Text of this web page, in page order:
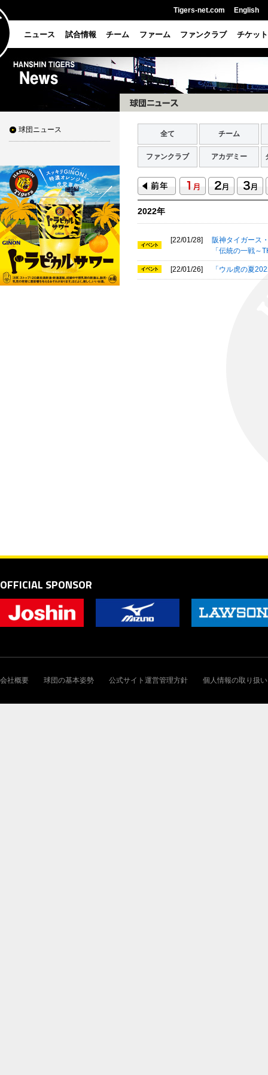
Tigers-net.com English
ニュース 試合情報 チーム ファーム ファンクラブ チケット
球団ニュース 全て チーム
ファンクラブ アカデミー
2022年
[22/01/28]
阪神タイガース
「伝統の一戦～
[22/01/26] 「ウル虎の夏
OFFICIAL SPONSOR
会社概要 球団の基本姿勢 公式サイト運営管理方針 個人情報の取り扱い